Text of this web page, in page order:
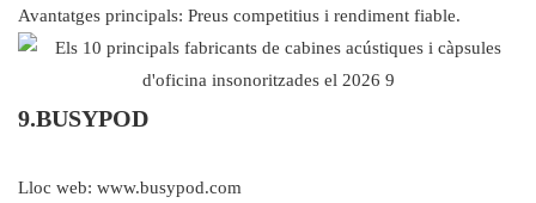
Avantatges principals: Preus competitius i rendiment fiable.
9.BUSYPOD
Lloc web: www.busypod.com